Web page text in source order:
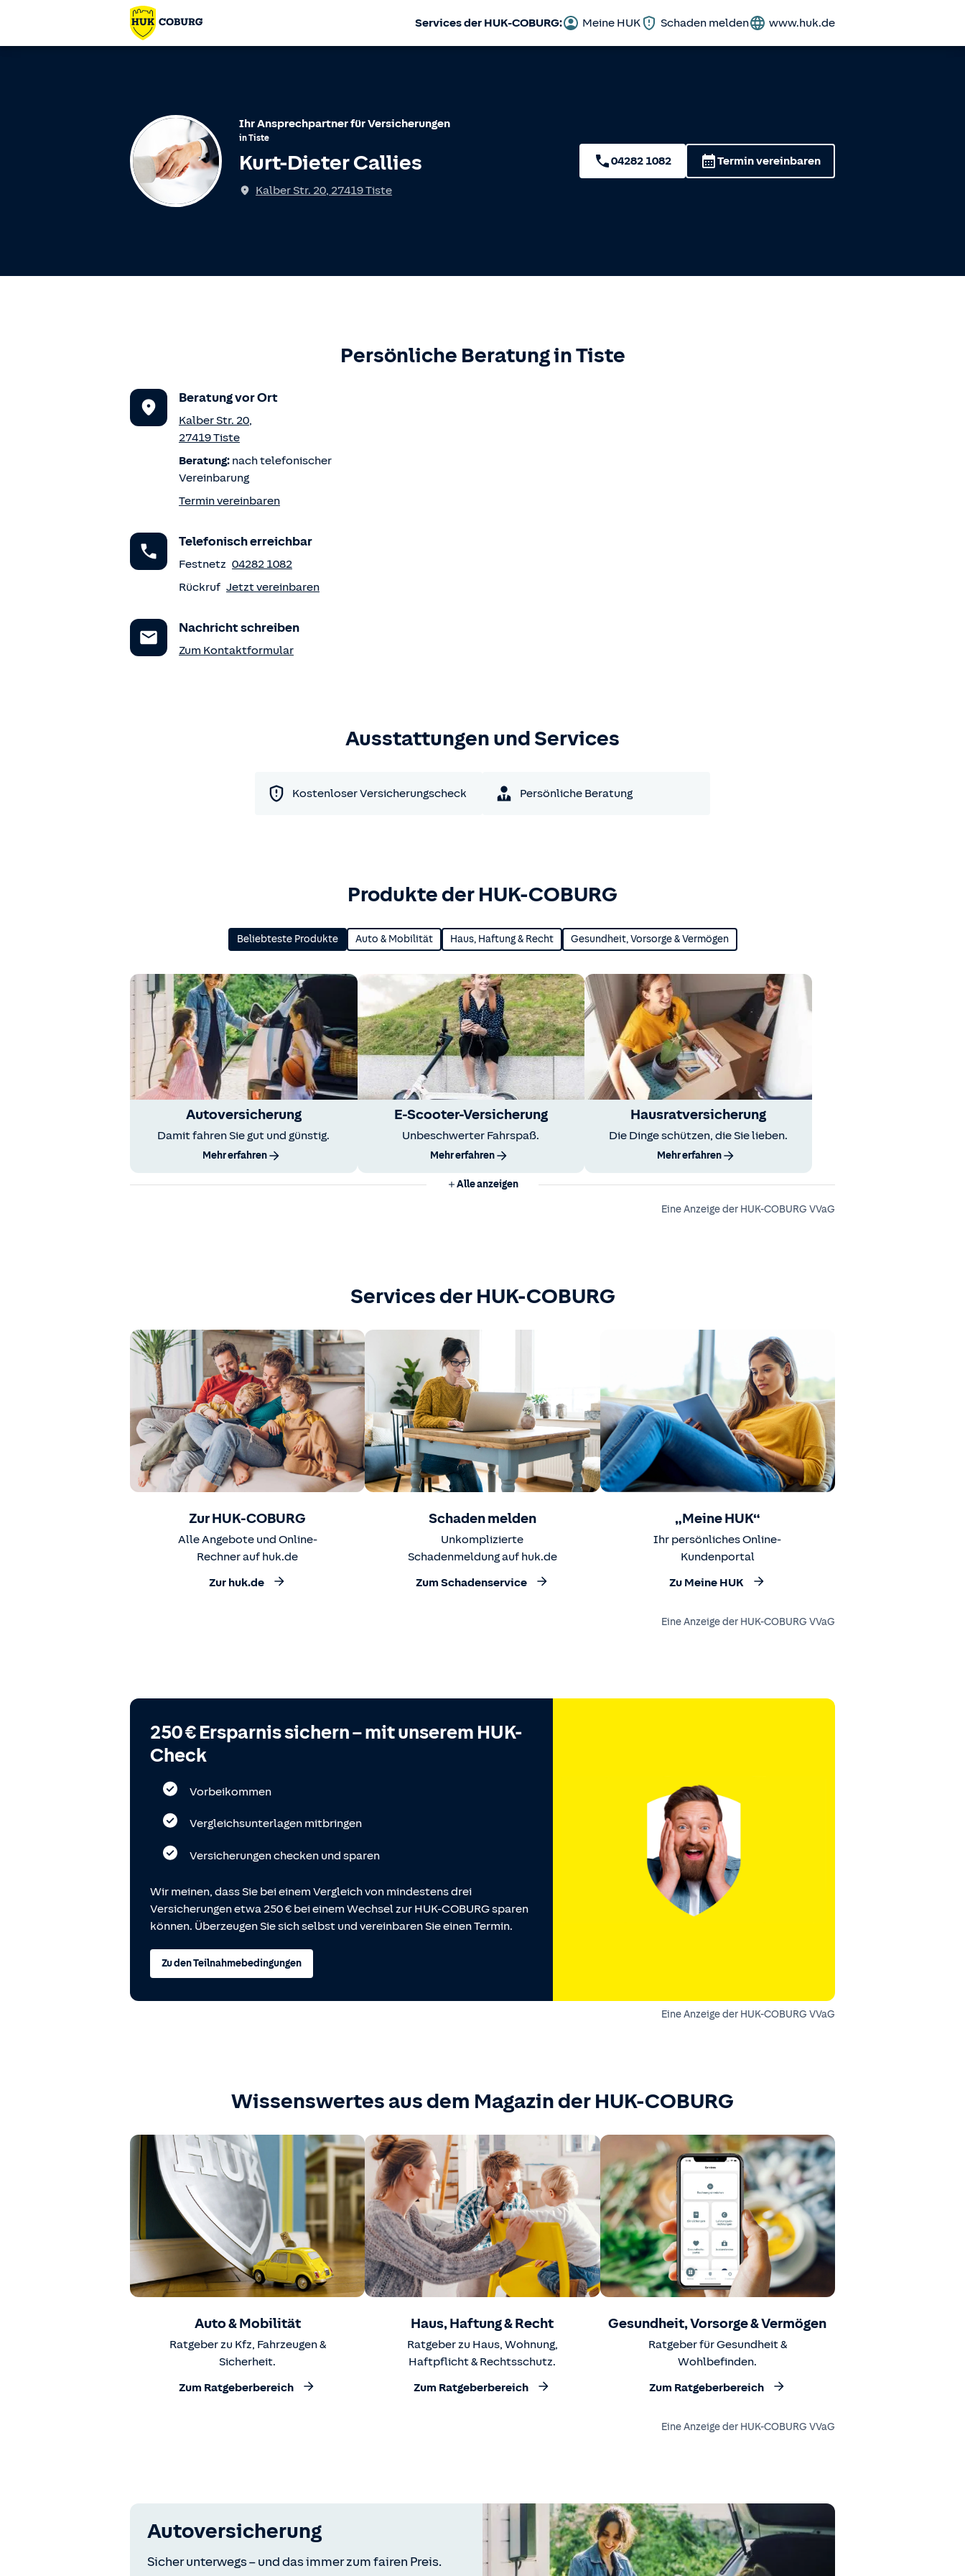
Services der HUK-COBURG: Meine HUK Schaden melden www.huk.de
Ihr Ansprechpartner für Versicherungen
inTiste
Kurt-Dieter Callies
Kalber Str. 20, 27419Tiste
04282 1082 Termin vereinbaren
Persönliche Beratung inTiste
Beratung vor Ort
Kalber Str. 20,
27419Tiste
Beratung: nach telefonischer
Vereinbarung
Termin vereinbaren
Telefonisch erreichbar
Festnetz 04282 1082
Rückruf Jetzt vereinbaren
Nachricht schreiben
Zum Kontaktformular
Ausstattungen und Services
Kostenloser Versicherungscheck Persönliche Beratung
Produkte der HUK-COBURG
Beliebteste Produkte Auto & Mobilität Haus, Haftung & Recht Gesundheit, Vorsorge & Vermögen
Autoversicherung
Damit fahren Sie gut und günstig.
Mehr erfahren
E-Scooter-Versicherung
Unbeschwerter Fahrspaß.
Mehr erfahren
Hausratversicherung
Die Dinge schützen, die Sie lieben.
Mehr erfahren
Alle anzeigen
Eine Anzeige der HUK-COBURG VVaG
Services der HUK-COBURG
Zur HUK-COBURG
Alle Angebote und Online-
Rechner auf huk.de
Zur huk.de
Schaden melden
Unkomplizierte
Schadenmeldung auf huk.de
Zum Schadenservice
„Meine HUK“
Ihr persönliches Online-
Kundenportal
Zu Meine HUK
Eine Anzeige der HUK-COBURG VVaG
250 € Ersparnis sichern – mit unserem HUK-
Check
Vorbeikommen
Vergleichsunterlagen mitbringen
Versicherungen checken und sparen
Wir meinen, dass Sie bei einem Vergleich von mindestens drei
Versicherungen etwa 250 € bei einem Wechsel zur HUK-COBURG sparen
können. Überzeugen Sie sich selbst und vereinbaren Sie einen Termin.
Zu den Teilnahmebedingungen
Eine Anzeige der HUK-COBURG VVaG
Wissenswertes aus dem Magazin der HUK-COBURG
Auto & Mobilität
Ratgeber zu Kfz, Fahrzeugen &
Sicherheit.
Zum Ratgeberbereich
Haus, Haftung & Recht
Ratgeber zu Haus, Wohnung,
Haftpflicht & Rechtsschutz.
Zum Ratgeberbereich
Gesundheit, Vorsorge & Vermögen
Ratgeber für Gesundheit &
Wohlbefinden.
Zum Ratgeberbereich
Eine Anzeige der HUK-COBURG VVaG
Autoversicherung
Sicher unterwegs – und das immer zum fairen Preis.